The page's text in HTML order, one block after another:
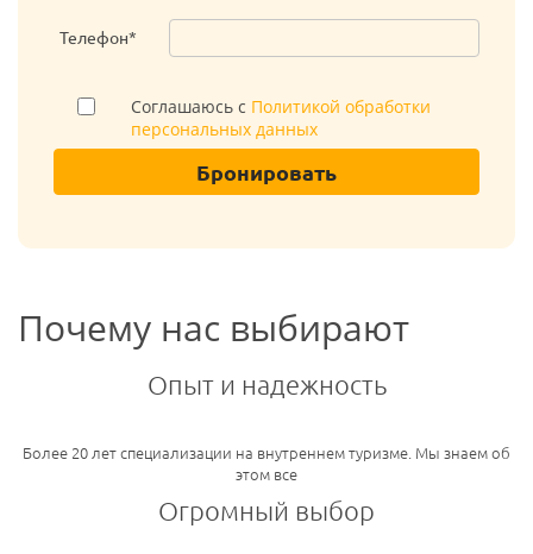
Телефон*
Соглашаюсь с Политикой обработки
персональных данных
Бронировать
Почему нас выбирают
Опыт и надежность
Более 20 лет специализации на внутреннем туризме. Мы знаем об
этом все
Огромный выбор